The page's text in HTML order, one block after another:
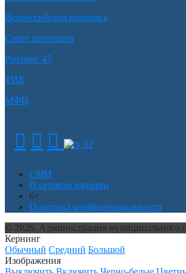
Всероссийская перепись
Совет ветеранов
Рейтинг 47
ТИК
МФЦ
СМИ
О сетевом издании
6+
Политика конфиденциальности
© 2026. Администрация муниципального
Кернинг
Обычный Средний Большой
Изображения